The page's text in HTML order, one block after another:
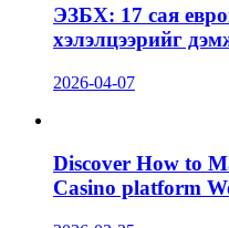
ЭЗБХ: 17 сая
хэлэлцээрийг
2026-04-07
Discover How to
Casino platform